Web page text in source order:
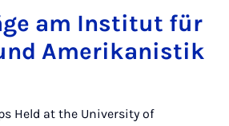
am Institut für
Amerikanistik
Held at the University of